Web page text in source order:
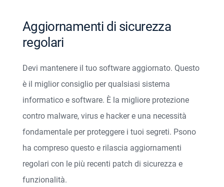
Aggiornamenti di sicurezza
regolari
Devi mantenere il tuo software aggiornato. Questo
è il miglior consiglio per qualsiasi sistema
informatico e software. È la migliore protezione
contro malware, virus e hacker e una necessità
fondamentale per proteggere i tuoi segreti. Psono
ha compreso questo e rilascia aggiornamenti
regolari con le più recenti patch di sicurezza e
funzionalità.